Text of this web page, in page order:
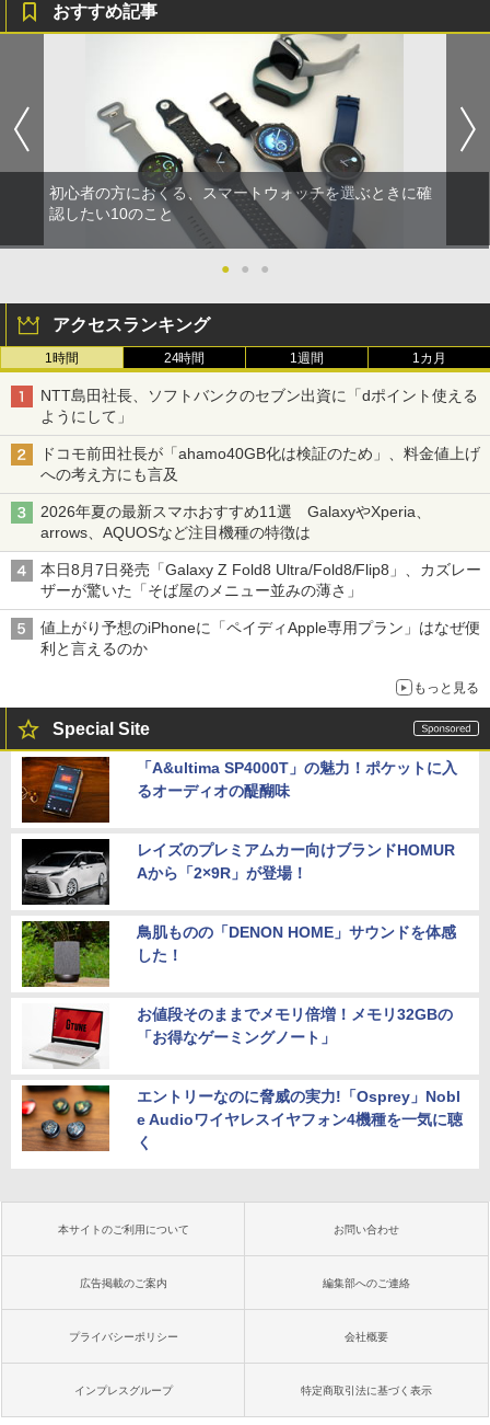
おすすめ記事
初心者の方におくる、スマートウォッチを選ぶときに確
認したい10のこと
● ● ●
アクセスランキング
1時間 24時間 1週間 1カ月
NTT島田社長、ソフトバンクのセブン出資に「dポイント使える
ようにして」
ドコモ前田社長が「ahamo40GB化は検証のため」、料金値上げ
への考え方にも言及
2026年夏の最新スマホおすすめ11選 GalaxyやXperia、
arrows、AQUOSなど注目機種の特徴は
本日8月7日発売「Galaxy Z Fold8 Ultra/Fold8/Flip8」、カズレー
ザーが驚いた「そば屋のメニュー並みの薄さ」
値上がり予想のiPhoneに「ペイディApple専用プラン」はなぜ便
利と言えるのか
もっと見る
Special Site
「A&ultima SP4000T」の魅力！ポケットに入
るオーディオの醍醐味
レイズのプレミアムカー向けブランドHOMUR
Aから「2×9R」が登場！
鳥肌ものの「DENON HOME」サウンドを体感
した！
お値段そのままでメモリ倍増！メモリ32GBの
「お得なゲーミングノート」
エントリーなのに脅威の実力!「Osprey」Nobl
e Audioワイヤレスイヤフォン4機種を一気に聴
く
本サイトのご利用について お問い合わせ
広告掲載のご案内 編集部へのご連絡
プライバシーポリシー 会社概要
インプレスグループ 特定商取引法に基づく表示